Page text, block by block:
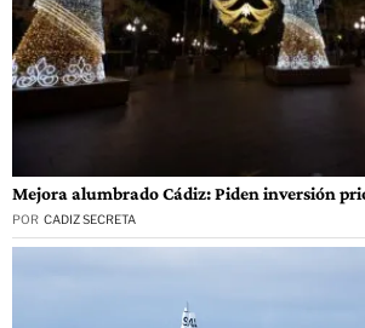
Mejora alumbrado Cádiz: Piden inversión
POR CADIZ SECRETA